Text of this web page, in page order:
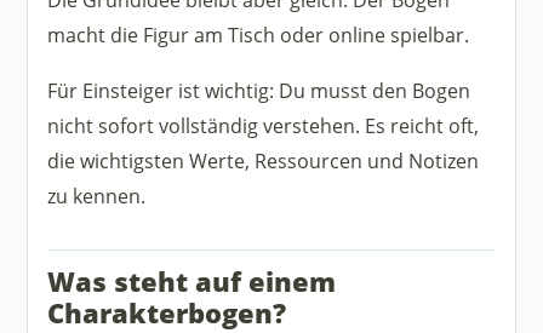
macht die Figur am Tisch oder online spielbar.
Für Einsteiger ist wichtig: Du musst den Bogen
nicht sofort vollständig verstehen. Es reicht oft,
die wichtigsten Werte, Ressourcen und Notizen
zu kennen.
Was steht auf einem
Charakterbogen?